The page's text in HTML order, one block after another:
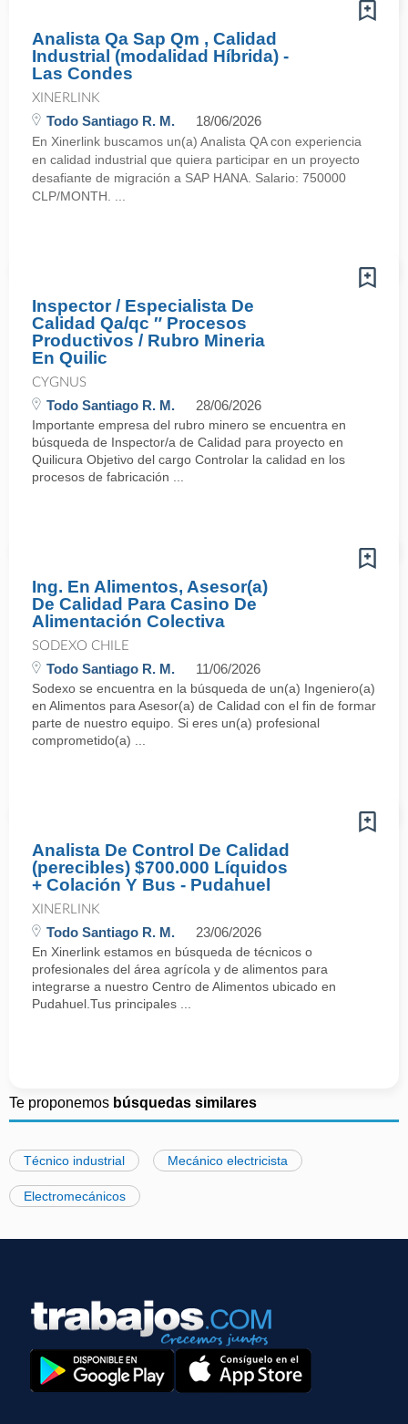
Analista Qa Sap Qm , Calidad
Industrial (modalidad Híbrida) -
Las Condes
XINERLINK
Todo Santiago R. M. 18/06/2026
En Xinerlink buscamos un(a) Analista QA con experiencia
en calidad industrial que quiera participar en un proyecto
desafiante de migración a SAP HANA. Salario: 750000
CLP/MONTH. ...
Inspector / Especialista De
Calidad Qa/qc ″ Procesos
Productivos / Rubro Mineria
En Quilic
CYGNUS
Todo Santiago R. M. 28/06/2026
Importante empresa del rubro minero se encuentra en
búsqueda de Inspector/a de Calidad para proyecto en
Quilicura Objetivo del cargo Controlar la calidad en los
procesos de fabricación ...
Ing. En Alimentos, Asesor(a)
De Calidad Para Casino De
Alimentación Colectiva
SODEXO CHILE
Todo Santiago R. M. 11/06/2026
Sodexo se encuentra en la búsqueda de un(a) Ingeniero(a)
en Alimentos para Asesor(a) de Calidad con el fin de formar
parte de nuestro equipo. Si eres un(a) profesional
comprometido(a) ...
Analista De Control De Calidad
(perecibles) $700.000 Líquidos
+ Colación Y Bus - Pudahuel
XINERLINK
Todo Santiago R. M. 23/06/2026
En Xinerlink estamos en búsqueda de técnicos o
profesionales del área agrícola y de alimentos para
integrarse a nuestro Centro de Alimentos ubicado en
Pudahuel.Tus principales ...
Te proponemos búsquedas similares
Técnico industrial Mecánico electricista
Electromecánicos